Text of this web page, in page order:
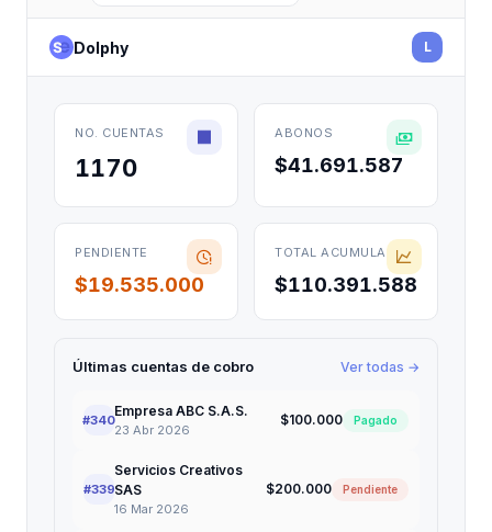
Dolphy L
NO. CUENTAS
1170
ABONOS
$41.691.587
PENDIENTE
$19.535.000
TOTAL ACUMULADO
$110.391.588
Últimas cuentas de cobro Ver todas →
#340
Empresa ABC S.A.S.
23 Abr 2026
$100.000 Pagado
#339
Servicios Creativos
SAS
16 Mar 2026
$200.000 Pendiente